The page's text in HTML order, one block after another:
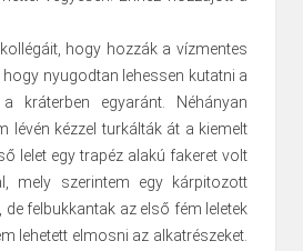
hogy hozzák a vízmentes
hogy nyugodtan lehessen kutatni a
kráterben egyaránt. Néhányan
lévén kézzel turkálták át a kiemelt
lelet egy trapéz alakú fakeret volt
mely szerintem egy kárpitozott
de felbukkantak az első fém leletek
lehetett elmosni az alkatrészeket.